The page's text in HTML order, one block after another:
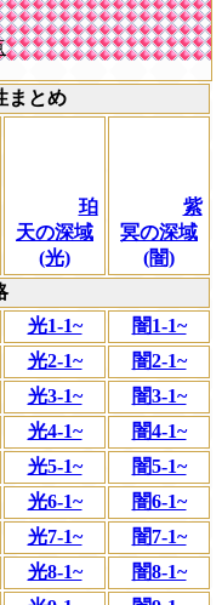
まとめ
珀
天の深域
(光)
紫
冥の深域
(闇)
光1-1~
闇1-1~
光2-1~
闇2-1~
光3-1~
闇3-1~
光4-1~
闇4-1~
光5-1~
闇5-1~
光6-1~
闇6-1~
光7-1~
闇7-1~
光8-1~
闇8-1~